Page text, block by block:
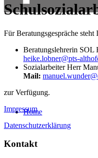
Home
Für Beratungsgespräche steht
Beratungslehrerin SOL
heike.lobner@pts-
Sozialarbeiter Herr
Mail:
zur Verfügung.
Impressum
Datenschutzerklärung
Kontakt